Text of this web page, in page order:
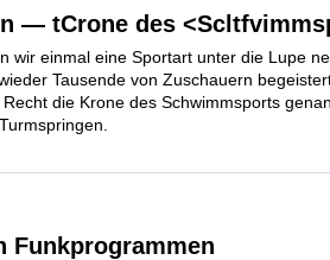
— tCrone des
wir einmal eine Sportart unter die Lupe
Tausende von Zuschauern
Recht die Krone des Schwimmsports
Funkprogrammen